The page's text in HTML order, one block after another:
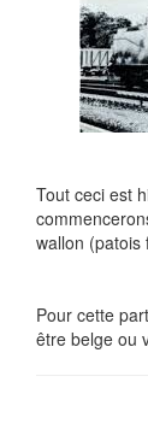
Tout ceci est
wallon (patois
Pour cette
être belge ou